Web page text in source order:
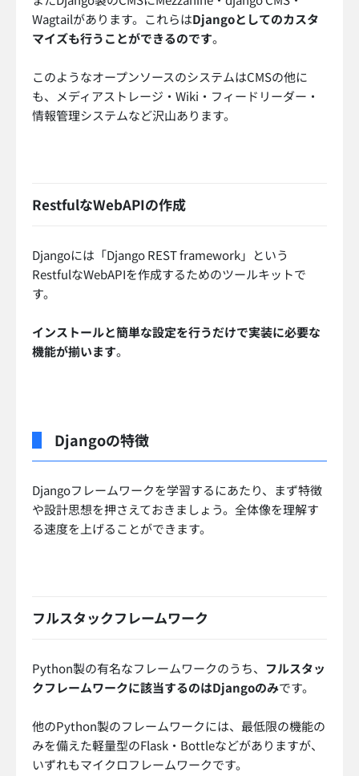
Wagtailがあります。これらはDjangoとしてのカスタ
マイズも行うことができるのです。
このようなオープンソースのシステムはCMSの他に
も、メディアストレージ・Wiki・フィードリーダー・
情報管理システムなど沢山あります。
RestfulなWebAPIの作成
Djangoには「Django REST framework」という
RestfulなWebAPIを作成するためのツールキットで
す。
インストールと簡単な設定を行うだけで実装に必要な
機能が揃います。
Djangoの特徴
Djangoフレームワークを学習するにあたり、まず特徴
や設計思想を押さえておきましょう。全体像を理解す
る速度を上げることができます。
フルスタックフレームワーク
Python製の有名なフレームワークのうち、 フルスタッ
クフレームワークに該当するのはDjangoのみです。
他のPython製のフレームワークには、最低限の機能の
みを備えた軽量型のFlask・Bottleなどがありますが、
いずれもマイクロフレームワークです。